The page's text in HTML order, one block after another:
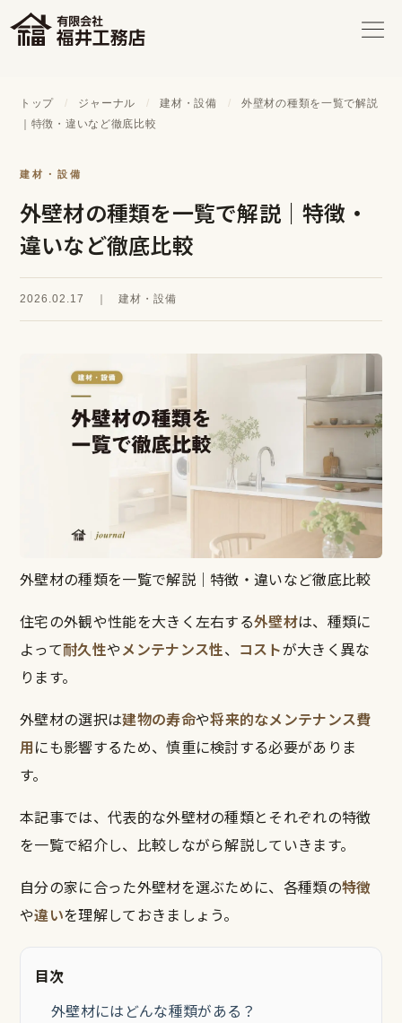
トップ / ジャーナル / 建材・設備 /
外壁材の種類を一覧で解説
｜特徴・違いなど徹底比較
建材・設備
外壁材の種類を一覧で解説｜特徴・
違いなど徹底比較
2026.02.17 ｜ 建材・設備
外壁材の種類を一覧で解説｜特徴・違いなど徹底比較
住宅の外観や性能を大きく左右する外壁材は、種類に
よって耐久性やメンテナンス性、 コストが大きく異な
ります。
外壁材の選択は建物の寿命や将来的なメンテナンス費
用にも影響するため、慎重に検討する必要がありま
す。
本記事では、代表的な外壁材の種類とそれぞれの特徴
を一覧で紹介し、比較しながら解説していきます。
自分の家に合った外壁材を選ぶために、各種類の特徴
や違いを理解しておきましょう。
目次
外壁材にはどんな種類がある？